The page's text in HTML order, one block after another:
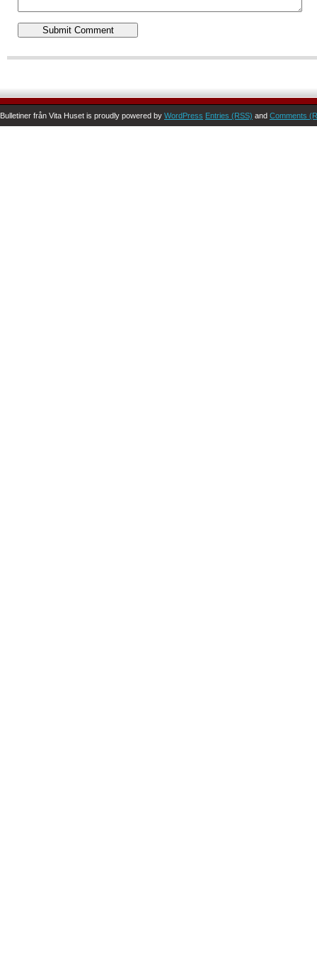
Bulletiner från Vita Huset is proudly powered by WordPress Entries (RSS) and Comments